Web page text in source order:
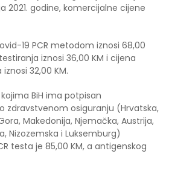
2021. godine, komercijalne cijene
19 PCR metodom iznosi 68,00
iznosi 36,00 KM i cijena
32,00 KM.
BiH ima potpisan
zdravstvenom osiguranju (Hrvatska,
Makedonija, Njemačka, Austrija,
Nizozemska i Luksemburg)
testa je 85,00 KM, a antigenskog